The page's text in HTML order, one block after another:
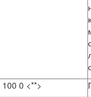
0 <**>